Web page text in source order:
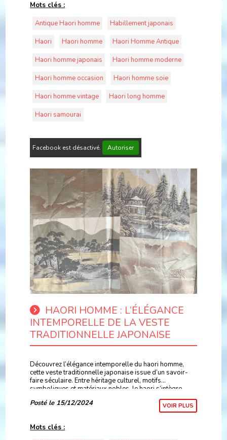
Mots clés :
Antique Haori homme
Habillement japonais
Haori
Haori homme
Haori Homme Antique
Haori homme japonais
Haori homme moderne
Haori homme occasion
Haori homme soie
Haori homme vintage
Haori long homme
Haori samourai
Facebook est désactivé. Autoriser
HAORI HOMME : L’ÉLÉGANCE
INTEMPORELLE DE LA VESTE
TRADITIONNELLE JAPONAISE
Découvrez l’élégance intemporelle du haori homme,
cette veste traditionnelle japonaise issue d’un savoir-
faire séculaire. Entre héritage culturel, motifs
symboliques et matériaux nobles, le haori s’intègre
Posté le 15/12/2024 VOIR PLUS
Mots clés :